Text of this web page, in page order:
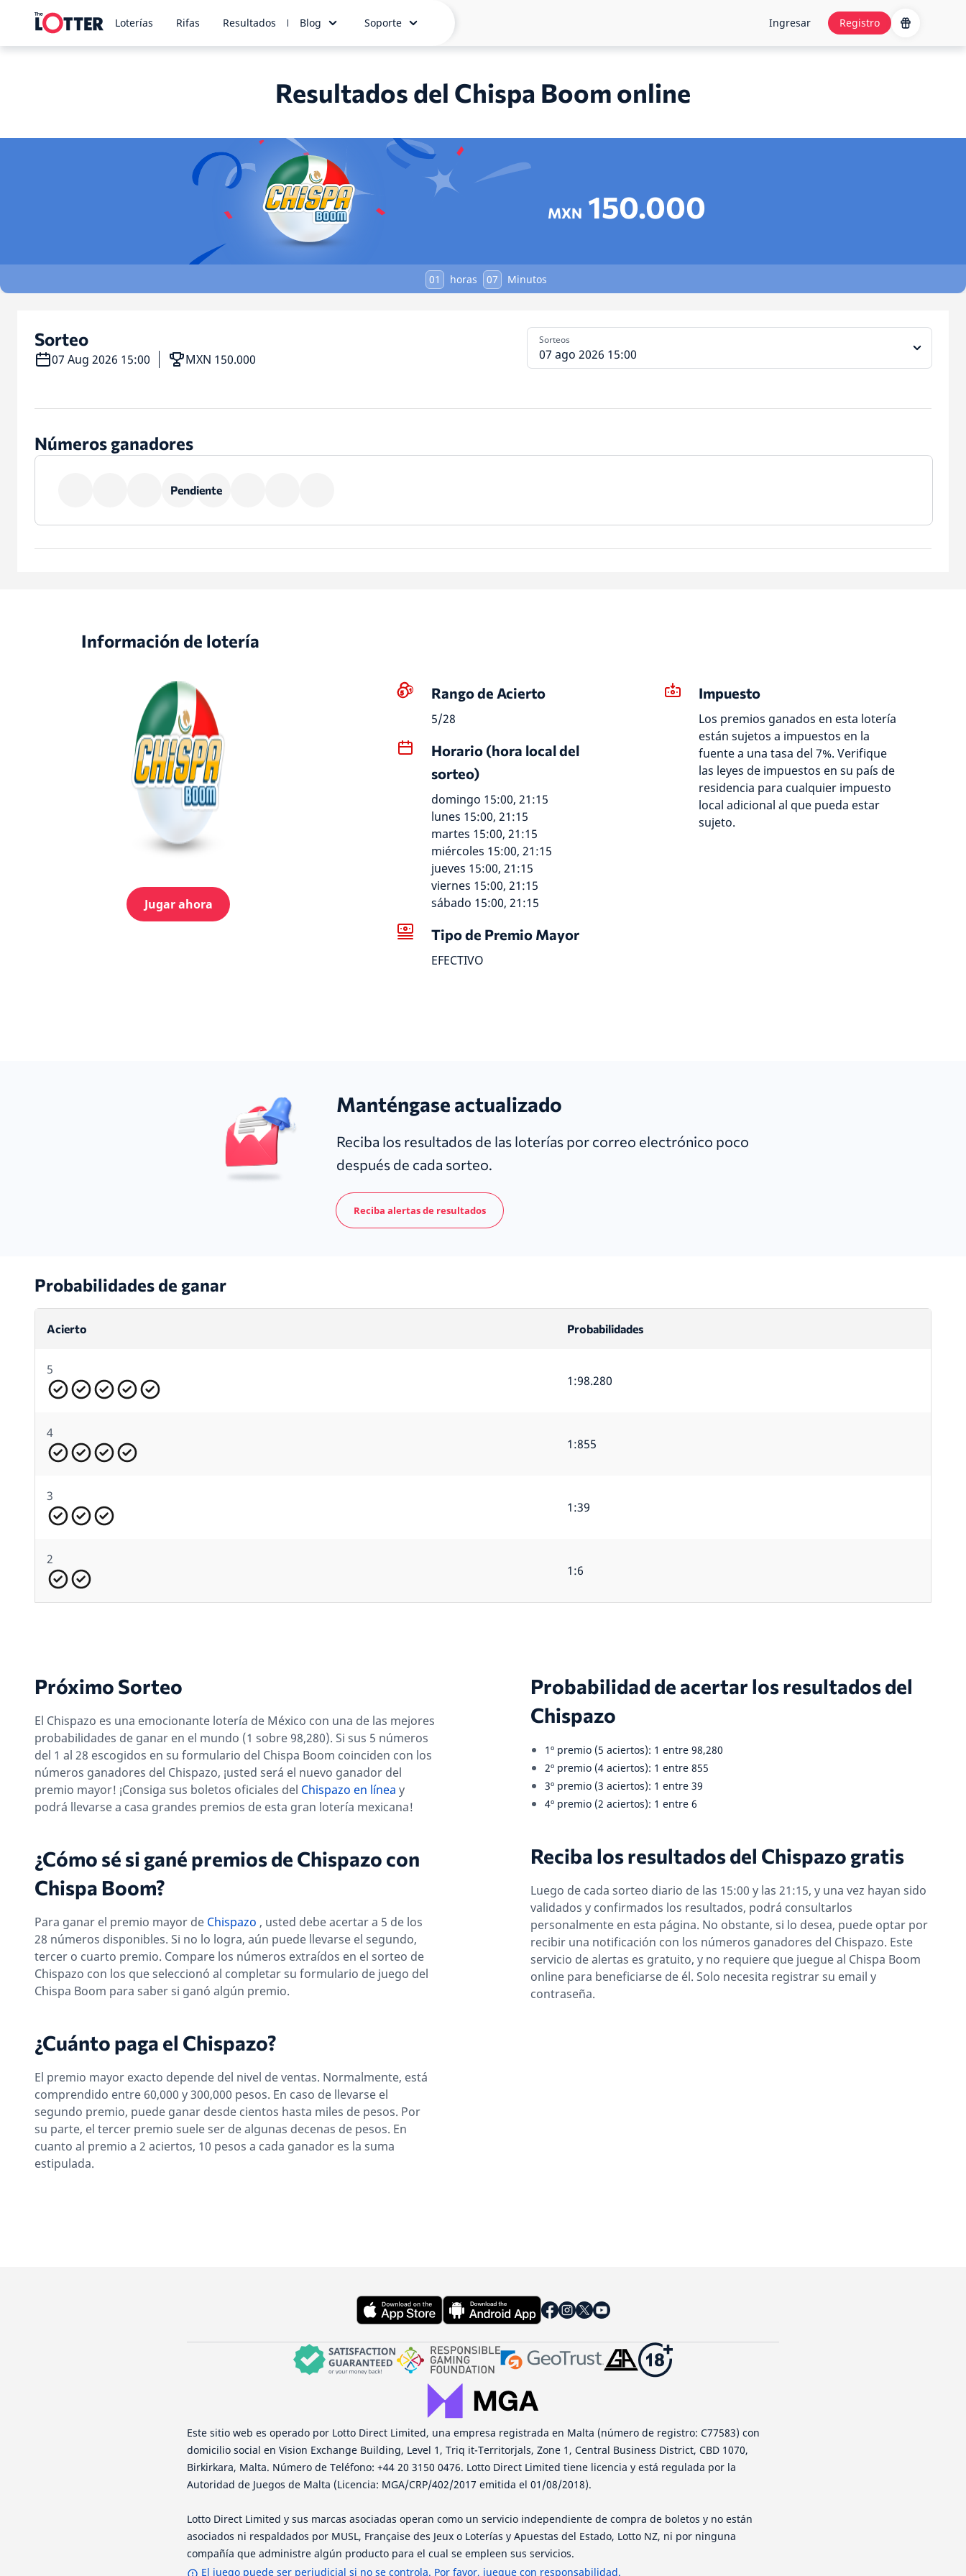
Loterías Rifas Resultados Blog Soporte Ingresar Registro
Resultados del Chispa Boom online
MXN 150.000
01 horas 07 Minutos
Sorteo
07 Aug 2026 15:00 MXN 150.000
Sorteos
07 ago 2026 15:00
Números ganadores
Pendiente
Información de lotería
Jugar ahora
Rango de Acierto
5/28
Horario (hora local del
sorteo)
domingo 15:00, 21:15
lunes 15:00, 21:15
martes 15:00, 21:15
miércoles 15:00, 21:15
jueves 15:00, 21:15
viernes 15:00, 21:15
sábado 15:00, 21:15
Tipo de Premio Mayor
EFECTIVO
Impuesto
Los premios ganados en esta lotería
están sujetos a impuestos en la
fuente a una tasa del 7%. Verifique
las leyes de impuestos en su país de
residencia para cualquier impuesto
local adicional al que pueda estar
sujeto.
Manténgase actualizado
Reciba los resultados de las loterías por correo electrónico poco
después de cada sorteo.
Reciba alertas de resultados
Probabilidades de ganar
Acierto Probabilidades
5
1:98.280
4
1:855
3
1:39
2
1:6
Próximo Sorteo
El Chispazo es una emocionante lotería de México con una de las mejores
probabilidades de ganar en el mundo (1 sobre 98,280). Si sus 5 números
del 1 al 28 escogidos en su formulario del Chispa Boom coinciden con los
números ganadores del Chispazo, ¡usted será el nuevo ganador del
premio mayor! ¡Consiga sus boletos oficiales del Chispazo en línea y
podrá llevarse a casa grandes premios de esta gran lotería mexicana!
¿Cómo sé si gané premios de Chispazo con
Chispa Boom?
Para ganar el premio mayor de Chispazo , usted debe acertar a 5 de los
28 números disponibles. Si no lo logra, aún puede llevarse el segundo,
tercer o cuarto premio. Compare los números extraídos en el sorteo de
Chispazo con los que seleccionó al completar su formulario de juego del
Chispa Boom para saber si ganó algún premio.
¿Cuánto paga el Chispazo?
El premio mayor exacto depende del nivel de ventas. Normalmente, está
comprendido entre 60,000 y 300,000 pesos. En caso de llevarse el
segundo premio, puede ganar desde cientos hasta miles de pesos. Por
su parte, el tercer premio suele ser de algunas decenas de pesos. En
cuanto al premio a 2 aciertos, 10 pesos a cada ganador es la suma
estipulada.
Probabilidad de acertar los resultados del
Chispazo
1º premio (5 aciertos): 1 entre 98,280
2º premio (4 aciertos): 1 entre 855
3º premio (3 aciertos): 1 entre 39
4º premio (2 aciertos): 1 entre 6
Reciba los resultados del Chispazo gratis
Luego de cada sorteo diario de las 15:00 y las 21:15, y una vez hayan sido
validados y confirmados los resultados, podrá consultarlos
personalmente en esta página. No obstante, si lo desea, puede optar por
recibir una notificación con los números ganadores del Chispazo. Este
servicio de alertas es gratuito, y no requiere que juegue al Chispa Boom
online para beneficiarse de él. Solo necesita registrar su email y
contraseña.
Este sitio web es operado por Lotto Direct Limited, una empresa registrada en Malta (número de registro: C77583) con
domicilio social en Vision Exchange Building, Level 1, Triq it-Territorjals, Zone 1, Central Business District, CBD 1070,
Birkirkara, Malta. Número de Teléfono: +44 20 3150 0476. Lotto Direct Limited tiene licencia y está regulada por la
Autoridad de Juegos de Malta (Licencia: MGA/CRP/402/2017 emitida el 01/08/2018).
Lotto Direct Limited y sus marcas asociadas operan como un servicio independiente de compra de boletos y no están
asociados ni respaldados por MUSL, Française des Jeux o Loterías y Apuestas del Estado, Lotto NZ, ni por ninguna
compañía que administre algún producto para el cual se empleen sus servicios.
El juego puede ser perjudicial si no se controla. Por favor, juegue con responsabilidad.